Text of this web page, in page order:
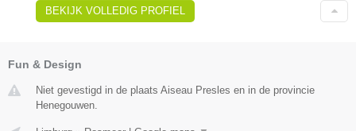
BEKIJK VOLLEDIG PROFIEL
Fun & Design
Niet gevestigd in de plaats Aiseau Presles en in de provincie
Henegouwen.